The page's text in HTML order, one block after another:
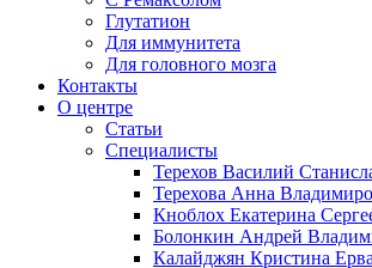
Глутатион
Для иммунитета
Для головного мозга
Контакты
О центре
Статьи
Специалисты
Терехов Василий
Терехова Анна
Кноблох Екатерина
Болонкин Андрей
Калайджян Кристина